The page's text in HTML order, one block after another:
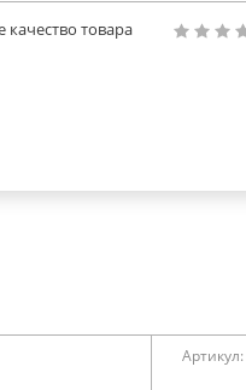
качество товара
Артикул: